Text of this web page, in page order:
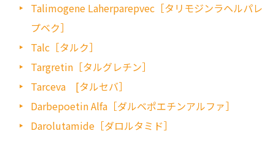
Talimogene Laherparepvec［タリモジンラヘルパレ
プベク］
Talc［タルク］
Targretin［タルグレチン］
Tarceva [タルセバ］
Darbepoetin Alfa［ダルベポエチンアルファ］
Darolutamide［ダロルタミド］